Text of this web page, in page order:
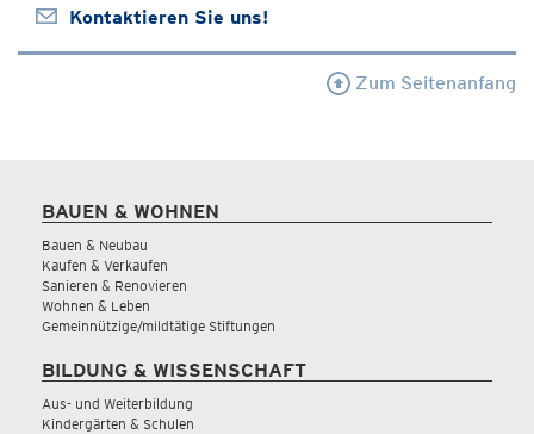
Kontaktieren Sie uns!
Zum Seitenanfang
BAUEN & WOHNEN
Bauen & Neubau
Kaufen & Verkaufen
Sanieren & Renovieren
Wohnen & Leben
Gemeinnützige/mildtätige Stiftungen
BILDUNG & WISSENSCHAFT
Aus- und Weiterbildung
Kindergärten & Schulen